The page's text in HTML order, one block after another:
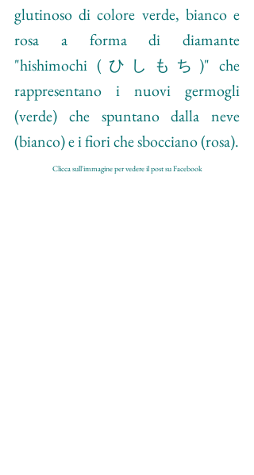
glutinoso di colore verde, bianco e
rosa a forma di diamante
"hishimochi (ひしもち)" che
rappresentano i nuovi germogli
(verde) che spuntano dalla neve
(bianco) e i fiori che sbocciano (rosa).
Clicca sull'immagine per vedere il post su Facebook